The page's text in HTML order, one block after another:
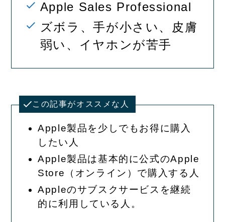
Apple Sales Professional
ズボラ、手が小さい、皮膚
弱い、イヤホンが苦手
この記事がオススメな人
Apple製品を少しでもお得に購入
したい人
Apple製品は基本的に公式のApple
Store（オンライン）で購入する人
Appleのサブスクサービスを継続
的に利用している人。